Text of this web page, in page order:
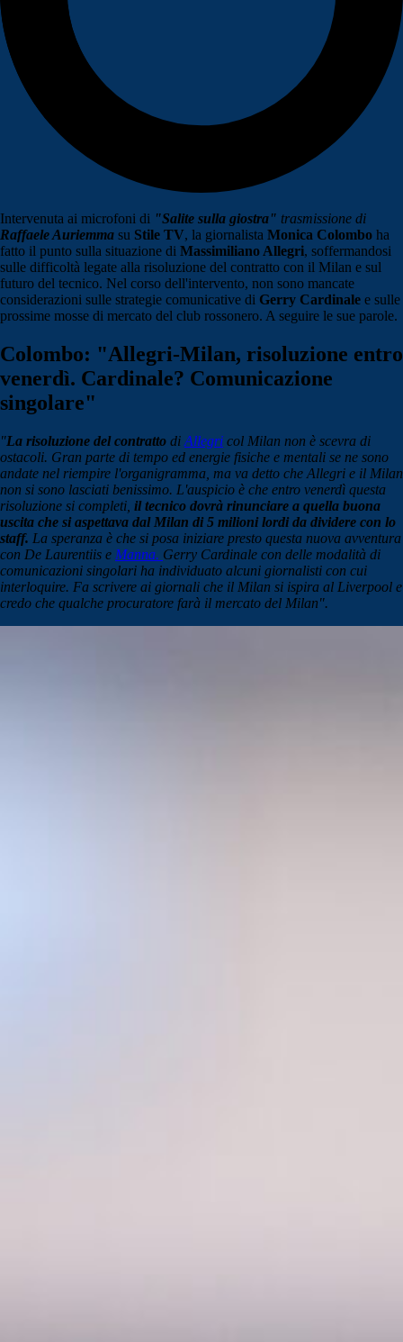
Intervenuta ai microfoni di "Salite sulla giostra" trasmissione di
Raffaele Auriemma su Stile TV, la giornalista Monica Colombo ha
fatto il punto sulla situazione di Massimiliano Allegri, soffermandosi
sulle difficoltà legate alla risoluzione del contratto con il Milan e sul
futuro del tecnico. Nel corso dell'intervento, non sono mancate
considerazioni sulle strategie comunicative di Gerry Cardinale e sulle
prossime mosse di mercato del club rossonero. A seguire le sue parole.
Colombo: "Allegri-Milan, risoluzione entro
venerdì. Cardinale? Comunicazione
singolare"
"La risoluzione del contratto di Allegri col Milan non è scevra di
ostacoli. Gran parte di tempo ed energie fisiche e mentali se ne sono
andate nel riempire l'organigramma, ma va detto che Allegri e il Milan
non si sono lasciati benissimo. L'auspicio è che entro venerdì questa
risoluzione si completi, il tecnico dovrà rinunciare a quella buona
uscita che si aspettava dal Milan di 5 milioni lordi da dividere con lo
staff. La speranza è che si posa iniziare presto questa nuova avventura
con De Laurentiis e Manna. Gerry Cardinale con delle modalità di
comunicazioni singolari ha individuato alcuni giornalisti con cui
interloquire. Fa scrivere ai giornali che il Milan si ispira al Liverpool e
credo che qualche procuratore farà il mercato del Milan".